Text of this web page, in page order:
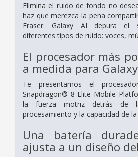
Elimina el ruido de fondo no
haz que merezca la pena
Eraser. Galaxy AI depura el
diferentes tipos de ruido: voces,
El procesador más
a medida para Galaxy
Te presentamos el
Snapdragon® 8 Elite Mobile
la fuerza motriz detrás de
procesamiento y la capacidad de la
Una batería
ajusta a un diseño